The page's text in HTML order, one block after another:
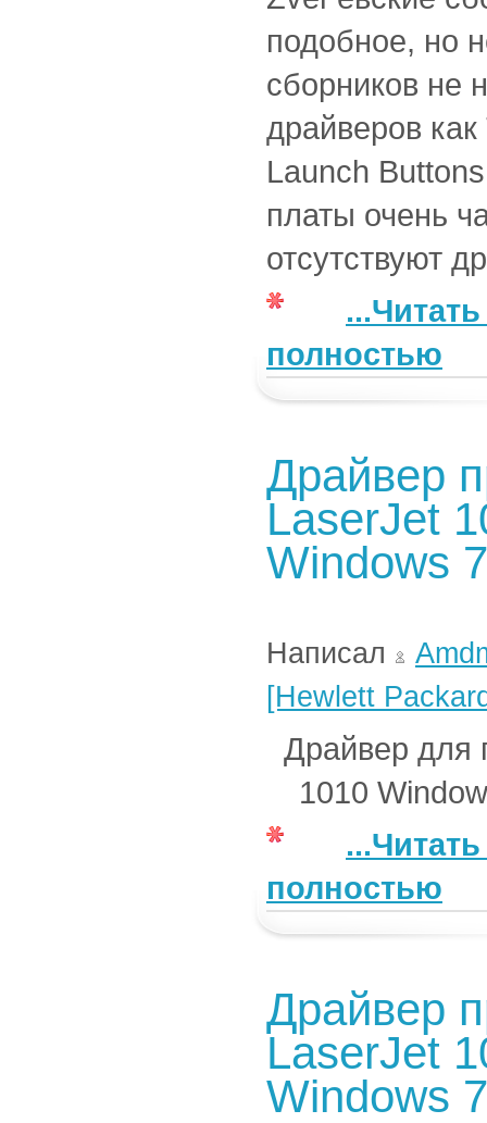
подобное, но
сборников не
драйверов
Launch
платы очень
отсутствуют
полностью
Драйвер
LaserJet
Windows 7
Написал
[Hewlett
Драйвер для
1010
полностью
Драйвер
LaserJet
Windows 7